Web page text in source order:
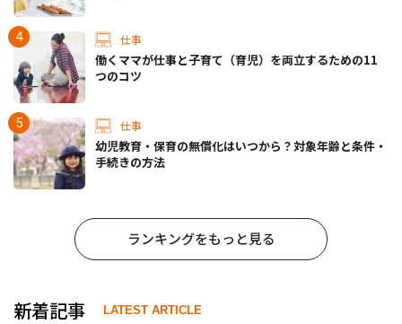
仕事
働くママが仕事と子育て（育児）を両立するための11
つのコツ
仕事
幼児教育・保育の無償化はいつから？対象年齢と条件・
手続きの方法
ランキングをもっと見る
新着記事 LATEST ARTICLE